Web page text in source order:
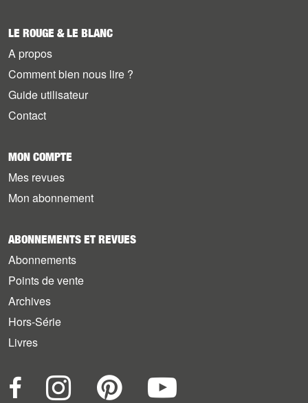
LE ROUGE & LE BLANC
A propos
Comment bien nous lire ?
Guide utilisateur
Contact
MON COMPTE
Mes revues
Mon abonnement
ABONNEMENTS ET REVUES
Abonnements
Points de vente
Archives
Hors-Série
Livres